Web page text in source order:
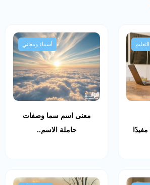
التعليم
Imagetotext.info مفيدًا
أسماء ومعاني
معنى اسم سما وصفات
حاملة الاسم..